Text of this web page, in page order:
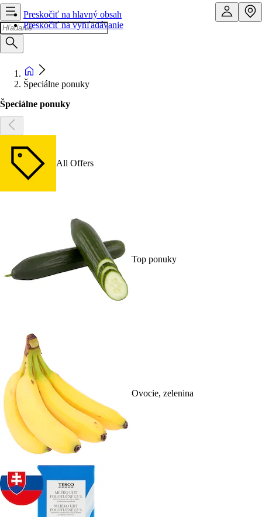
Preskočiť na hlavný obsah
Preskočiť na vyhľadávanie
Špeciálne ponuky
Špeciálne ponuky
All Offers
Top ponuky
Ovocie, zelenina